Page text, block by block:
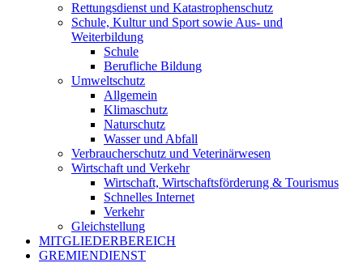
Rettungsdienst und Katastrophenschutz
Schule, Kultur und Sport sowie Aus- und
Weiterbildung
Schule
Berufliche Bildung
Umweltschutz
Allgemein
Klimaschutz
Naturschutz
Wasser und Abfall
Verbraucherschutz und Veterinärwesen
Wirtschaft und Verkehr
Wirtschaft, Wirtschaftsförderung & Tourismus
Schnelles Internet
Verkehr
Gleichstellung
MITGLIEDERBEREICH
GREMIENDIENST